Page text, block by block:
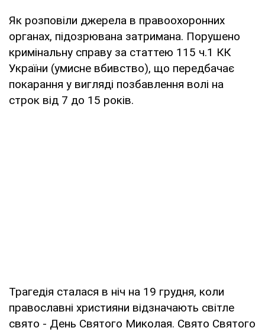
Як розповіли джерела в правоохоронних
органах, підозрювана затримана. Порушено
кримінальну справу за статтею 115 ч.1 КК
України (умисне вбивство), що передбачає
покарання у вигляді позбавлення волі на
строк від 7 до 15 років.
Трагедія сталася в ніч на 19 грудня, коли
православні християни відзначають світле
свято - День Святого Миколая. Свято Святого